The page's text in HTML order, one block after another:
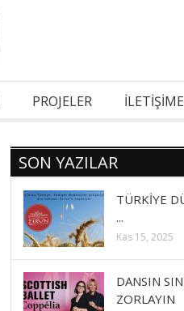
PROJELER
SON YAZILAR
TÜRKİYE
...
Kas 15, 2025
DANSIN
ZORLAYIN